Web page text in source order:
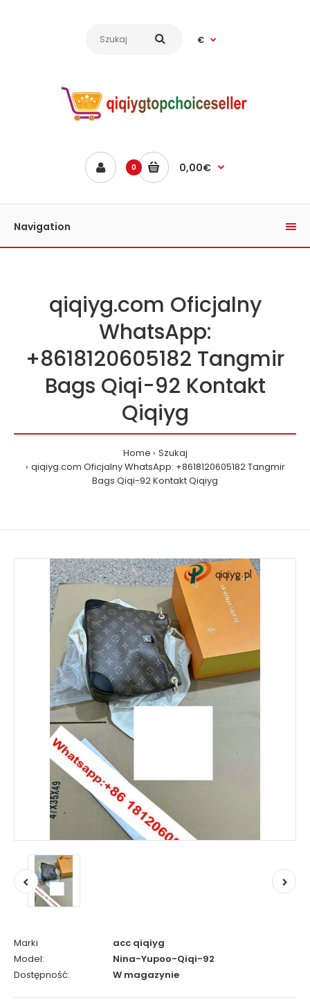
€
0 0,00€
Navigation
qiqiyg.com Oficjalny
WhatsApp:
+8618120605182 Tangmir
Bags Qiqi-92 Kontakt
Qiqiyg
Home
Szukaj
qiqiyg.com Oficjalny WhatsApp: +8618120605182 Tangmir
Bags Qiqi-92 Kontakt Qiqiyg
Marki
acc qiqiyg
Model:
Nina-Yupoo-Qiqi-92
Dostępność:
W magazynie